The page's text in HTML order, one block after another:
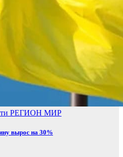
РЕГИОН МИР
вырос на 30%